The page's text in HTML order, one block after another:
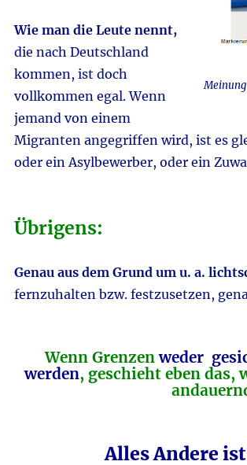
Wie man die Leute nennt,
die nach Deutschland
kommen, ist doch
vollkommen egal. Wenn
jemand von einem
Migranten angegriffen wird, ist es
oder ein Asylbewerber, oder ein
Übrigens:
Genau aus dem Grund um u. a.
fernzuhalten bzw. festzusetzen,
Wenn Grenzenweder
werden, geschieht eben das,
Alles Andere